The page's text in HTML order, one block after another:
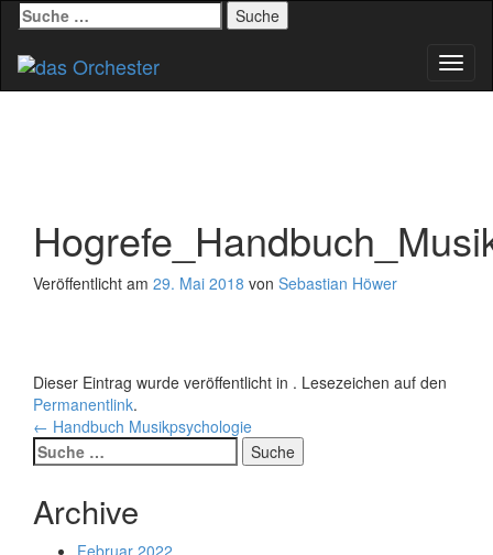
Suche
nach:
Veröffentlicht am 29. Mai 2018 von Sebastian Höwer
Dieser Eintrag wurde veröffentlicht in . Lesezeichen auf den
Permanentlink.
Beitrags-
Navigation
← Handbuch Musikpsychologie
Suche
nach:
Archive
Februar 2022